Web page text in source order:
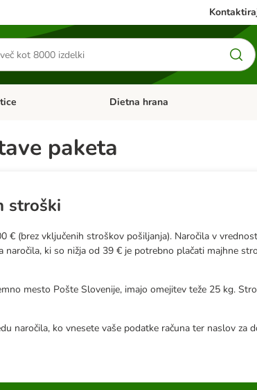
meni kategorij: Male živaliOdprite meni kategorij: Ptice
Dietna hrana
paketa
stroški
€ (brez vključenih stroškov pošiljanja). Naročila v
naročila, ki so nižja od 39 € je potrebno plačati majhne
mesto Pošte Slovenije, imajo omejitev teže 25 kg.
naročila, ko vnesete vaše podatke računa ter naslov za